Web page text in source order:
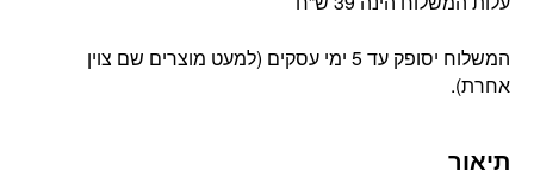
המשלוח יסופק עד 5 ימי עסקים (למעט מוצרים שם צוין
אחרת).
תיאור